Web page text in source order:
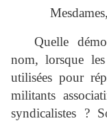
Quelle
nom, lorsque
utilisées pour
militants
syndicalistes ?